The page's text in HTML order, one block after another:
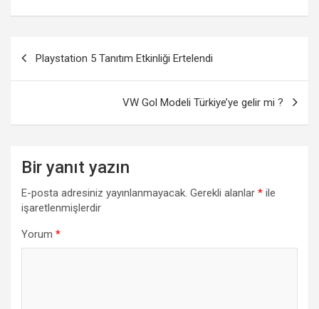
d
gezinmesi
Playstation 5 Tanıtım Etkinliği Ertelendi
VW Gol Modeli Türkiye’ye gelir mi ?
Bir yanıt yazın
E-posta adresiniz yayınlanmayacak. Gerekli alanlar * ile
işaretlenmişlerdir
Yorum *